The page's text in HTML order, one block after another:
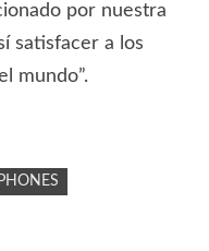
por nuestra
satisfacer a los
mundo”.